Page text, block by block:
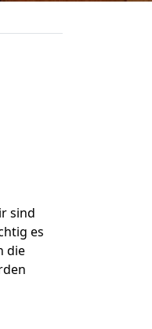
sind
es
die